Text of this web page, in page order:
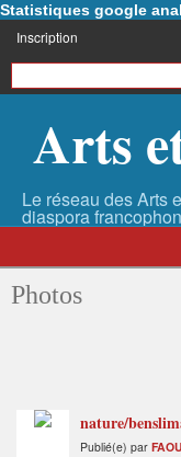
Statistiques google
Inscription
Arts
Photos
nature/
Publié(e) par